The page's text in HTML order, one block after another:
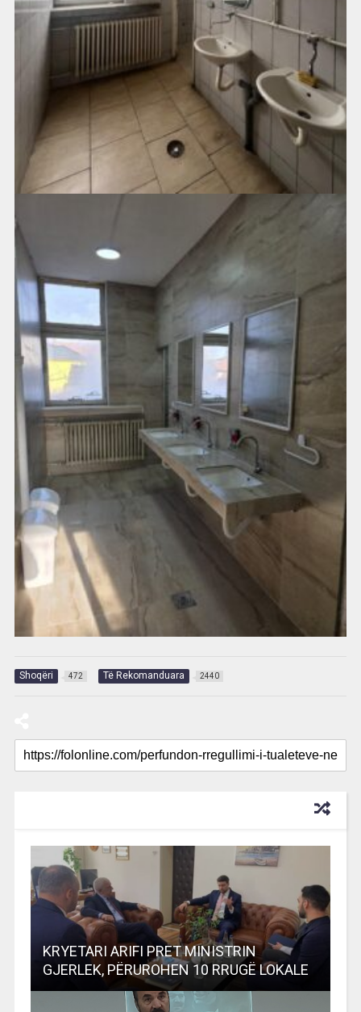
Shoqëri 472 Të Rekomanduara 2440
KRYETARI ARIFI PRET MINISTRIN
GJERLEK, PËRUROHEN 10 RRUGË LOKALE